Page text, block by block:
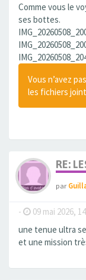
Comme vous le
ses bottes.
Vous n’avez
les fichiers
RE:
par
- 09 mai 2026,
une tenue ultra
et une mission